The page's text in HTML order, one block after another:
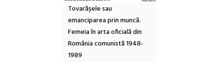
Tovarășele sau
emanciparea prin muncă.
Femeia în arta oficială din
România comunistă 1948-
1989